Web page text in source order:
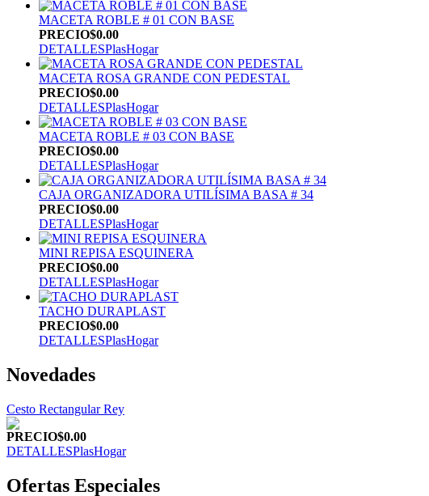
MACETA ROBLE # 01 CON BASE
PRECIO$0.00
DETALLESPlasHogar
MACETA ROSA GRANDE CON PEDESTAL
PRECIO$0.00
DETALLESPlasHogar
MACETA ROBLE # 03 CON BASE
PRECIO$0.00
DETALLESPlasHogar
CAJA ORGANIZADORA UTILÍSIMA BASA # 34
PRECIO$0.00
DETALLESPlasHogar
MINI REPISA ESQUINERA
PRECIO$0.00
DETALLESPlasHogar
TACHO DURAPLAST
PRECIO$0.00
DETALLESPlasHogar
Novedades
Cesto Rectangular Rey
PRECIO$0.00
DETALLESPlasHogar
Ofertas Especiales